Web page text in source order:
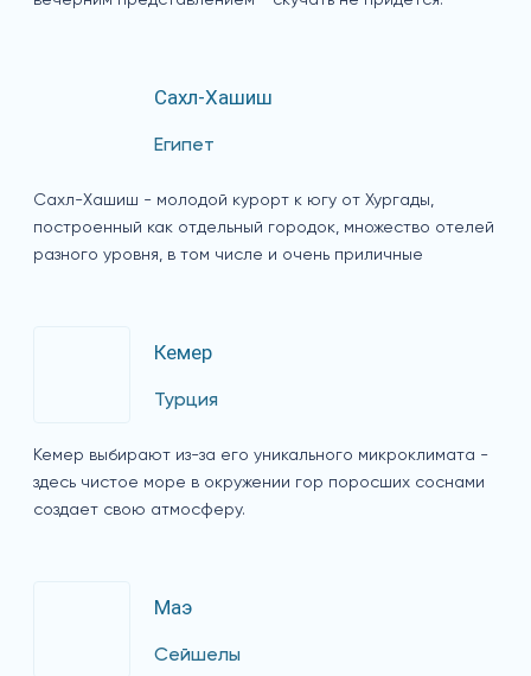
Сахл-Хашиш
Египет
Сахл-Хашиш - молодой курорт к югу от Хургады,
построенный как отдельный городок, множество отелей
разного уровня, в том числе и очень приличные
Кемер
Турция
Кемер выбирают из-за его уникального микроклимата -
здесь чистое море в окружении гор поросших соснами
создает свою атмосферу.
Маэ
Сейшелы